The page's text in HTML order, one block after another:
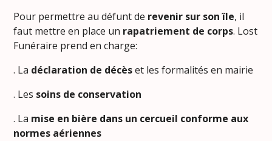
Pour permettre au défunt de revenir sur son île, il
faut mettre en place un rapatriement de corps. Lost
Funéraire prend en charge:
. La déclaration de décèset les formalités en mairie
. Les soins de conservation
. La mise en bière dans un cercueil conforme aux
normes aériennes